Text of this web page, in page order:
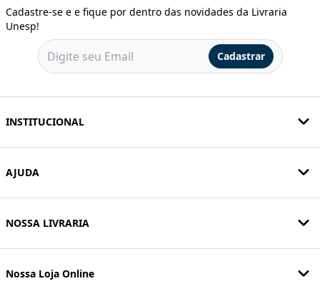
Cadastre-se e e fique por dentro das novidades da Livraria
Unesp!
Cadastrar
INSTITUCIONAL
AJUDA
NOSSA LIVRARIA
Nossa Loja Online